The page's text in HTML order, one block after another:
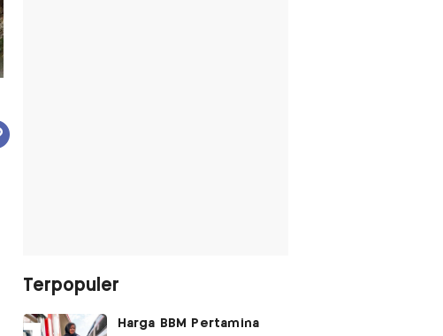
Terpopuler
Harga BBM Pertamina